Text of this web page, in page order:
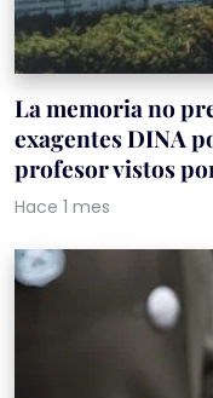
La memoria no
exagentes DINA
profesor vistos
Hace 1 mes